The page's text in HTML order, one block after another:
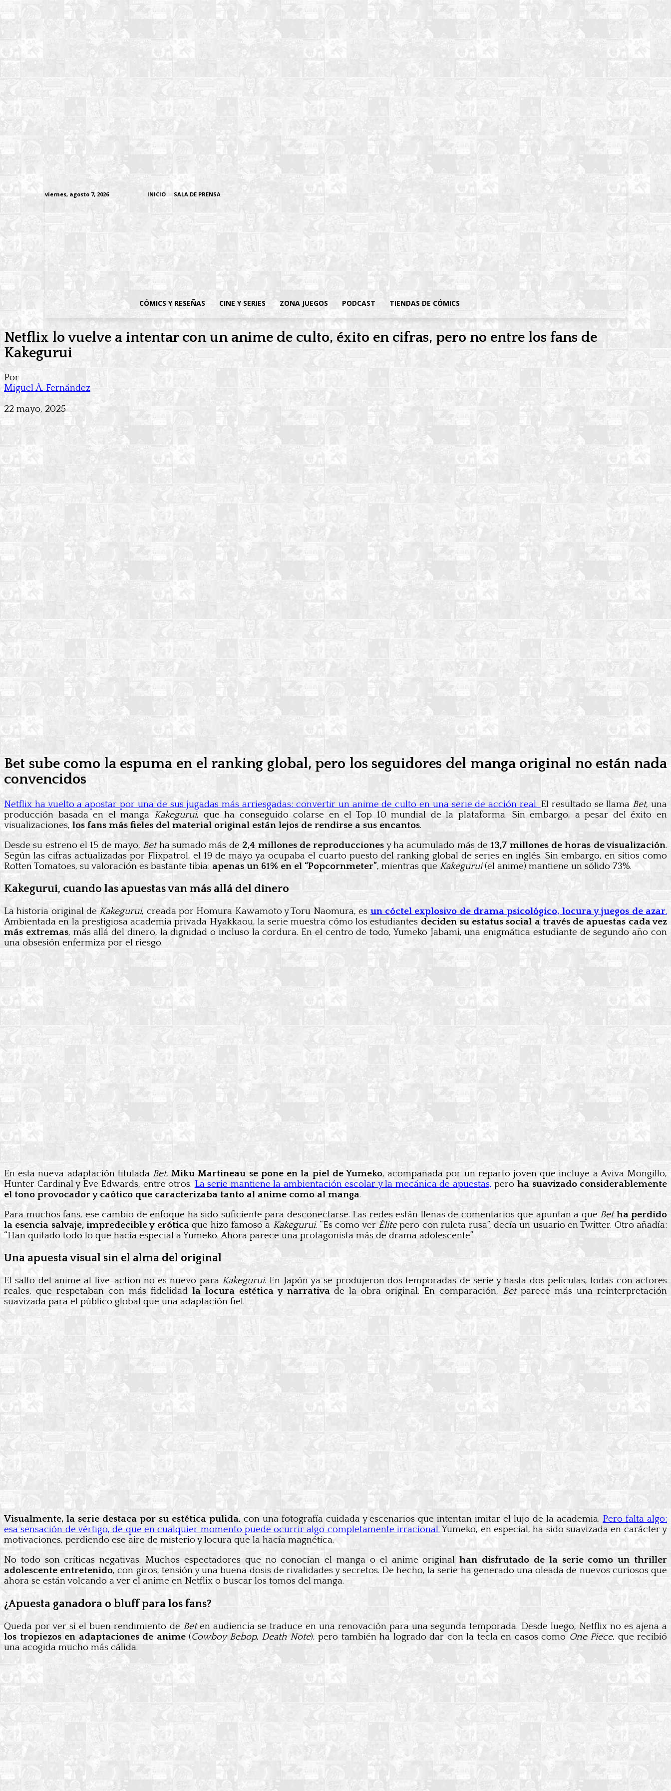
viernes, agosto 7, 2026 INICIO SALA DE PRENSA
CÓMICS Y RESEÑAS CINE Y SERIES ZONA JUEGOS PODCAST TIENDAS DE CÓMICS
Netflix lo vuelve a intentar con un anime de culto, éxito en cifras, pero no entre los fans de
Kakegurui
Por
Miguel Á. Fernández
-
22 mayo, 2025
Bet sube como la espuma en el ranking global, pero los seguidores del manga original no están nada
convencidos
Netflix ha vuelto a apostar por una de sus jugadas más arriesgadas: convertir un anime de culto en una serie de acción real. El resultado se llamaBet, una
producción basada en el manga Kakegurui, que ha conseguido colarse en el Top 10 mundial de la plataforma. Sin embargo, a pesar del éxito en
visualizaciones, los fans más fieles del material original están lejos de rendirse a sus encantos.
Desde su estreno el 15 de mayo, Betha sumado más de2,4 millones de reproducciones y ha acumulado más de13,7 millones de horas de visualización.
Según las cifras actualizadas por Flixpatrol, el 19 de mayo ya ocupaba el cuarto puesto del ranking global de series en inglés. Sin embargo, en sitios como
Rotten Tomatoes, su valoración es bastante tibia: apenas un 61% en el “Popcornmeter”, mientras que Kakegurui(el anime) mantiene un sólido 73%.
Kakegurui, cuando las apuestas van más allá del dinero
La historia original de Kakegurui, creada por Homura Kawamoto y Toru Naomura, es un cóctel explosivo de drama psicológico, locura y juegos de azar.
Ambientada en la prestigiosa academia privada Hyakkaou, la serie muestra cómo los estudiantes deciden su estatus social a través de apuestas cada vez
más extremas, más allá del dinero, la dignidad o incluso la cordura. En el centro de todo, Yumeko Jabami, una enigmática estudiante de segundo año con
una obsesión enfermiza por el riesgo.
En esta nueva adaptación tituladaBet,Miku Martineau se pone en la piel de Yumeko, acompañada por un reparto joven que incluye a Aviva Mongillo,
Hunter Cardinal y Eve Edwards, entre otros. La serie mantiene la ambientación escolar y la mecánica de apuestas, pero ha suavizado considerablemente
el tono provocador y caótico que caracterizaba tanto al anime como al manga.
Para muchos fans, ese cambio de enfoque ha sido suficiente para desconectarse. Las redes están llenas de comentarios que apuntan a que Bet ha perdido
la esencia salvaje, impredecible y eróticaque hizo famoso a Kakegurui. “Es como ver Élitepero con ruleta rusa”, decía un usuario en Twitter. Otro añadía:
“Han quitado todo lo que hacía especial a Yumeko. Ahora parece una protagonista más de drama adolescente”.
Una apuesta visual sin el alma del original
El salto del anime al live-action no es nuevo para Kakegurui. En Japón ya se produjeron dos temporadas de serie y hasta dos películas, todas con actores
reales, que respetaban con más fidelidad la locura estética y narrativade la obra original. En comparación, Betparece más una reinterpretación
suavizada para el público global que una adaptación fiel.
Visualmente, la serie destaca por su estética pulida, con una fotografía cuidada y escenarios que intentan imitar el lujo de la academia. Pero falta algo:
esa sensación de vértigo, de que en cualquier momento puede ocurrir algo completamente irracional.Yumeko, en especial, ha sido suavizada en carácter y
motivaciones, perdiendo ese aire de misterio y locura que la hacía magnética.
No todo son críticas negativas. Muchos espectadores que no conocían el manga o el anime originalhan disfrutado de la serie como un thriller
adolescente entretenido, con giros, tensión y una buena dosis de rivalidades y secretos. De hecho, la serie ha generado una oleada de nuevos curiosos que
ahora se están volcando a ver el anime en Netflix o buscar los tomos del manga.
¿Apuesta ganadora o bluff para los fans?
Queda por ver si el buen rendimiento de Beten audiencia se traduce en una renovación para una segunda temporada. Desde luego, Netflix no es ajena a
los tropiezos en adaptaciones de anime(Cowboy Bebop, Death Note), pero también ha logrado dar con la tecla en casos como One Piece, que recibió
una acogida mucho más cálida.